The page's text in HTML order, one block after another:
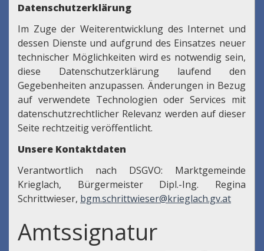
Datenschutzerklärung
Im Zuge der Weiterentwicklung des Internet und
dessen Dienste und aufgrund des Einsatzes neuer
technischer Möglichkeiten wird es notwendig sein,
diese Datenschutzerklärung laufend den
Gegebenheiten anzupassen. Änderungen in Bezug
auf verwendete Technologien oder Services mit
datenschutzrechtlicher Relevanz werden auf dieser
Seite rechtzeitig veröffentlicht.
Unsere Kontaktdaten
Verantwortlich nach DSGVO: Marktgemeinde
Krieglach, Bürgermeister Dipl.-Ing. Regina
Schrittwieser, bgm.schrittwieser@krieglach.gv.at
Amtssignatur